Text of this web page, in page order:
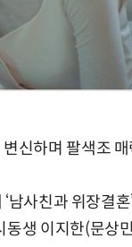
신하며 팔색조
남사친과 위장결
생 이지한(문상